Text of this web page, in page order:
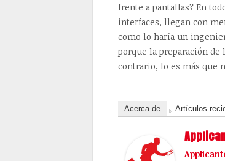
frente a pantallas? En
interfaces, llegan con
como lo haría un
porque la preparación de
contrario, lo es más que
Acerca de Artículos